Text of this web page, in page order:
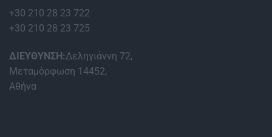
+30 210 28 23 722
+30 210 28 23 725
ΔΙΕΥΘΥΝΣΗ:Δεληγιάννη 72,
Μεταμόρφωση 14452,
Αθήνα